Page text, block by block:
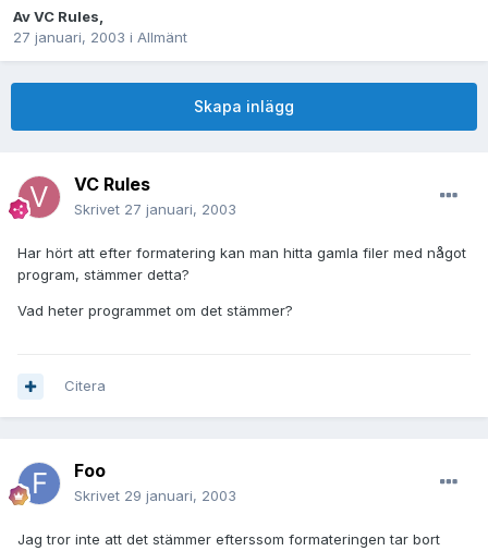
AvVC Rules,
27 januari, 2003 i Allmänt
Skapa inlägg
VC Rules
Skrivet 27 januari, 2003
Har hört att efter formatering kan man hitta gamla filer med något
program, stämmer detta?
Vad heter programmet om det stämmer?
Citera
Foo
Skrivet 29 januari, 2003
Jag tror inte att det stämmer efterssom formateringen tar bort